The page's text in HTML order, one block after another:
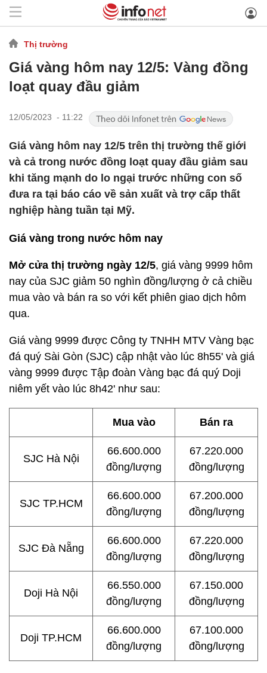
Thị trường
Giá vàng hôm nay 12/5: Vàng đồng
loạt quay đầu giảm
12/05/2023 - 11:22
Giá vàng hôm nay 12/5 trên thị trường thế giới
và cả trong nước đồng loạt quay đầu giảm sau
khi tăng mạnh do lo ngại trước những con số
đưa ra tại báo cáo về sản xuất và trợ cấp thất
nghiệp hàng tuần tại Mỹ.
Giá vàng trong nước hôm nay
Mở cửa thị trường ngày 12/5, giá vàng 9999 hôm
nay của SJC giảm 50 nghìn đồng/lượng ở cả chiều
mua vào và bán ra so với kết phiên giao dịch hôm
qua.
Giá vàng 9999 được Công ty TNHH MTV Vàng bạc
đá quý Sài Gòn (SJC) cập nhật vào lúc 8h55' và giá
vàng 9999 được Tập đoàn Vàng bạc đá quý Doji
niêm yết vào lúc 8h42' như sau:
Mua vào Bán ra
SJC Hà Nội
66.600.000
đồng/lượng
67.220.000
đồng/lượng
SJC TP.HCM
66.600.000
đồng/lượng
67.200.000
đồng/lượng
SJC Đà Nẵng
66.600.000
đồng/lượng
67.220.000
đồng/lượng
Doji Hà Nội
66.550.000
đồng/lượng
67.150.000
đồng/lượng
Doji TP.HCM
66.600.000
đồng/lượng
67.100.000
đồng/lượng